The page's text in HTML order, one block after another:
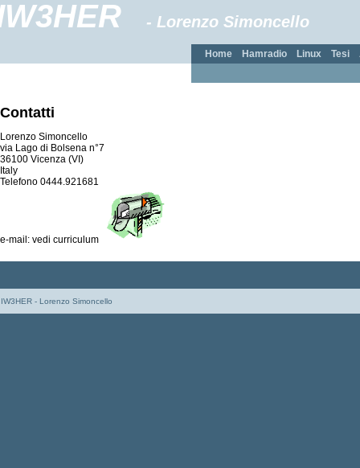
- Lorenzo Simoncello
Home Hamradio Linux Tesi
Contatti
Lorenzo Simoncello
via Lago di Bolsena n°7
36100 Vicenza (VI)
Italy
Telefono 0444.921681
e-mail: vedi curriculum
- Lorenzo Simoncello